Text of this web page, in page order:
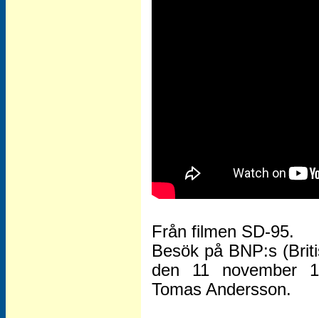
Från filmen SD-95.
Besök på BNP:s
den 11 november
Tomas Andersson.